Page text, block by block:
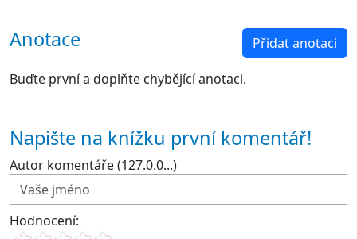
Anotace Přidat anotaci
Buďte první a doplňte chybějící anotaci.
Napište na knížku první komentář!
Autor komentáře (127.0.0...)
Hodnocení: